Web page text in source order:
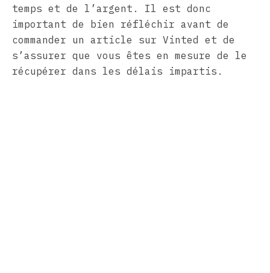
temps et de l’argent. Il est donc
important de bien réfléchir avant de
commander un article sur Vinted et de
s’assurer que vous êtes en mesure de le
récupérer dans les délais impartis.